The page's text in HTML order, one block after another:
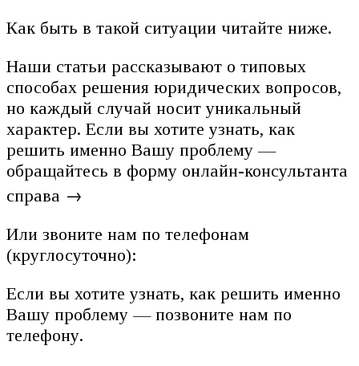
Как быть в такой ситуации читайте ниже.
Наши статьи рассказывают о типовых
способах решения юридических вопросов,
но каждый случай носит уникальный
характер. Если вы хотите узнать, как
решить именно Вашу проблему —
обращайтесь в форму онлайн-консультанта
справа →
Или звоните нам по телефонам
(круглосуточно):
Если вы хотите узнать, как решить именно
Вашу проблему — позвоните нам по
телефону.